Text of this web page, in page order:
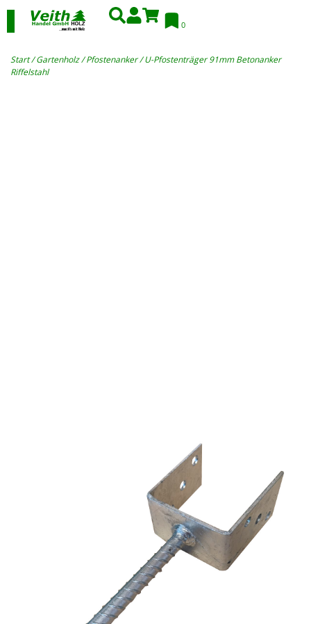
0
Start/Gartenholz/Pfostenanker/ U-Pfostenträger 91mm Betonanker
Riffelstahl